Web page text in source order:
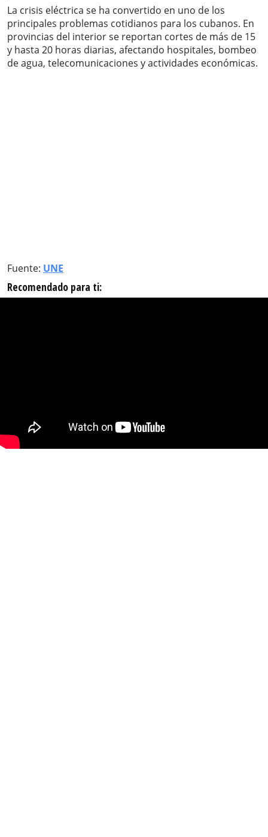
La crisis eléctrica se ha convertido en uno de los
principales problemas cotidianos para los cubanos. En
provincias del interior se reportan cortes de más de 15
y hasta 20 horas diarias, afectando hospitales, bombeo
de agua, telecomunicaciones y actividades económicas.
Fuente: UNE
Recomendado para ti: